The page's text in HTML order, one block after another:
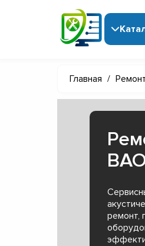
Главная /
ремонт,